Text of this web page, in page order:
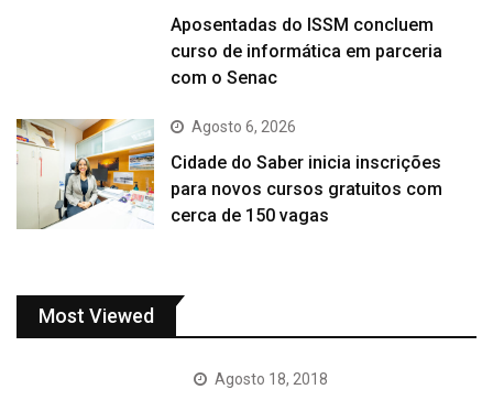
Aposentadas do ISSM concluem
curso de informática em parceria
com o Senac
Agosto 6, 2026
Cidade do Saber inicia inscrições
para novos cursos gratuitos com
cerca de 150 vagas
Most Viewed
Agosto 18, 2018